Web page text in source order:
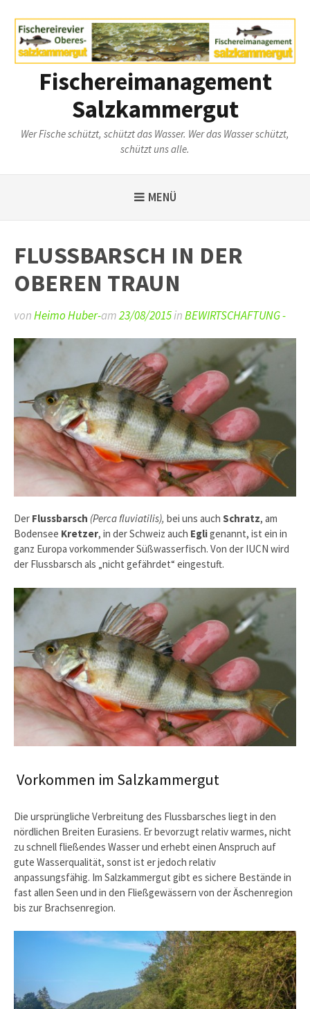
zum
Inhalt
Fischereimanagement
Salzkammergut
Wer Fische schützt, schützt das Wasser. Wer das Wasser schützt,
schützt uns alle.
MENÜ
FLUSSBARSCH IN DER
OBEREN TRAUN
vonHeimo Huber-am23/08/2015inBEWIRTSCHAFTUNG -
Der Flussbarsch (Perca fluviatilis), bei uns auch Schratz, am
Bodensee Kretzer, in der Schweiz auch Egligenannt, ist ein in
ganz Europa vorkommender Süßwasserfisch. Von der IUCN wird
der Flussbarsch als „nicht gefährdet“ eingestuft.
Vorkommen im Salzkammergut
Die ursprüngliche Verbreitung des Flussbarsches liegt in den
nördlichen Breiten Eurasiens. Er bevorzugt relativ warmes, nicht
zu schnell fließendes Wasser und erhebt einen Anspruch auf
gute Wasserqualität, sonst ist er jedoch relativ
anpassungsfähig. Im Salzkammergut gibt es sichere Bestände in
fast allen Seen und in den Fließgewässern von der Äschenregion
bis zur Brachsenregion.